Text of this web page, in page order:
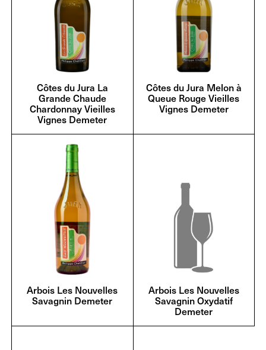
Côtes du Jura La
Grande Chaude
Chardonnay Vieilles
Vignes Demeter
Côtes du Jura Melon à
Queue Rouge Vieilles
Vignes Demeter
Arbois Les Nouvelles
Savagnin Demeter
Arbois Les Nouvelles
Savagnin Oxydatif
Demeter